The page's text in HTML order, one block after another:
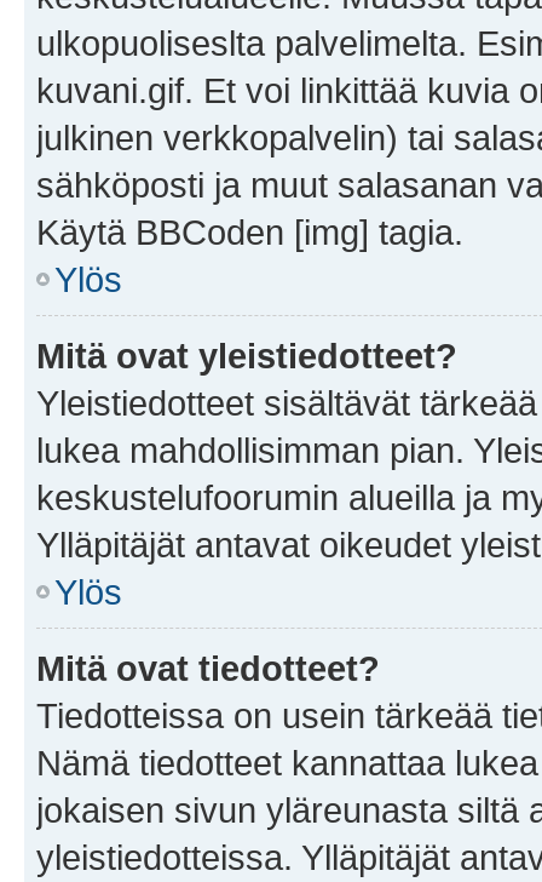
ulkopuoliseslta palvelimelta.
kuvani.gif. Et voi linkittää kuvia
julkinen verkkopalvelin) tai
sähköposti ja muut salasanan
Käytä BBCoden [img] tagia.
Ylös
Mitä ovat yleistiedotteet?
Yleistiedotteet sisältävät
lukea mahdollisimman pian.
keskustelufoorumin alueilla ja
Ylläpitäjät antavat oikeudet
Ylös
Mitä ovat tiedotteet?
Tiedotteissa on usein tärkeää
Nämä tiedotteet kannattaa
jokaisen sivun yläreunasta siltä
yleistiedotteissa. Ylläpitäjät